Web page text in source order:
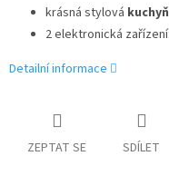
krásná stylová
2 elektronická
Detailní informace
ZEPTAT SE SDÍLET